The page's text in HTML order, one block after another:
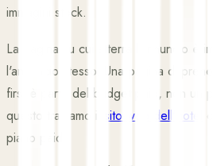
immagini stock.
La pagina su cui atterra l'annuncio è
l'annuncio stesso. Una pagina di
first è parte del budget paid, non un
questo trattiamo il
sito web dell'hotel
piano paid.